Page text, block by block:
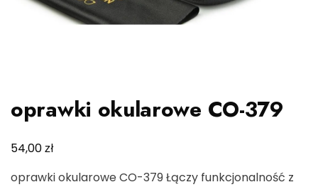
oprawki okularowe CO-379
54,00zł
oprawki okularowe CO-379 Łączy funkcjonalność z